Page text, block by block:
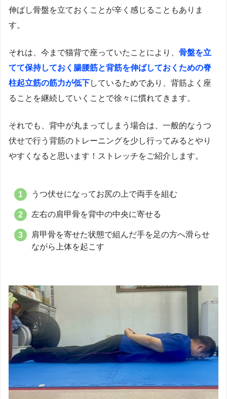
伸ばし骨盤を立ておくことが辛く感じることもありま
す。
それは、今まで猫背で座っていたことにより、 骨盤を立
てて保持しておく腸腰筋と背筋を伸ばしておくための脊
柱起立筋の筋力が低下しているためであり、背筋よく座
ることを継続していくことで徐々に慣れてきます。
それでも、背中が丸まってしまう場合は、一般的なうつ
伏せで行う背筋のトレーニングを少し行ってみるとやり
やすくなると思います！ストレッチをご紹介します。
うつ伏せになってお尻の上で両手を組む
左右の肩甲骨を背中の中央に寄せる
肩甲骨を寄せた状態で組んだ手を足の方へ滑らせ
ながら上体を起こす